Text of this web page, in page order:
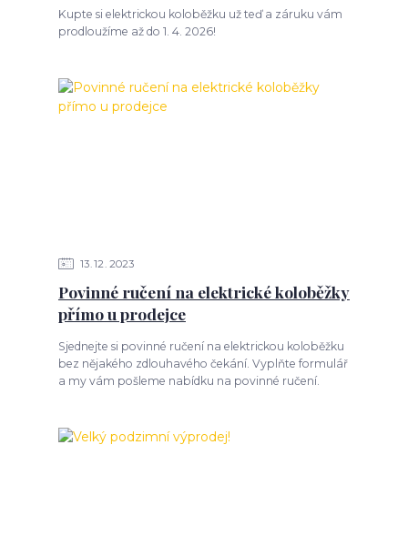
Kupte si elektrickou koloběžku už teď a záruku vám
prodloužíme až do 1. 4. 2026!
13 12 2023
Povinné ručení na elektrické koloběžky
přímo u prodejce
Sjednejte si povinné ručení na elektrickou koloběžku
bez nějakého zdlouhavého čekání. Vyplňte formulář
a my vám pošleme nabídku na povinné ručení.